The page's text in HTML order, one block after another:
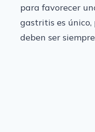
para favorecer
gastritis es
deben ser